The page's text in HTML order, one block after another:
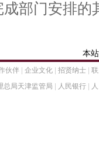
成部门安排的
本
伙伴 | 企业文化 | 招贤纳士 |
总局天津监管局 | 人民银行 |